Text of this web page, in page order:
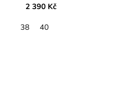
2 390 Kč
38 40